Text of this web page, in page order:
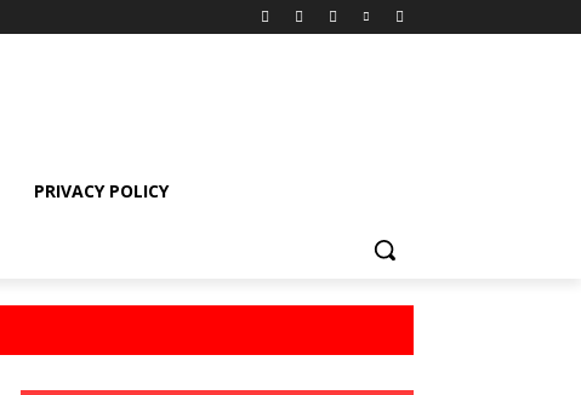
PRIVACY POLICY